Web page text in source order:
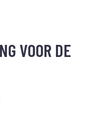
VOOR DE